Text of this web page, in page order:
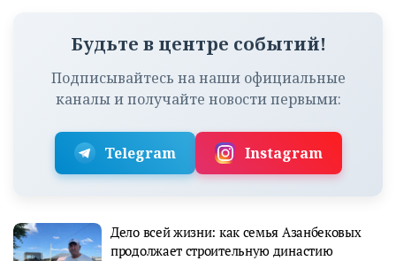
Будьте в центре событий!
Подписывайтесь на наши официальные
каналы и получайте новости первыми:
Telegram Instagram
Дело всей жизни: как семья Азанбековых
продолжает строительную династию